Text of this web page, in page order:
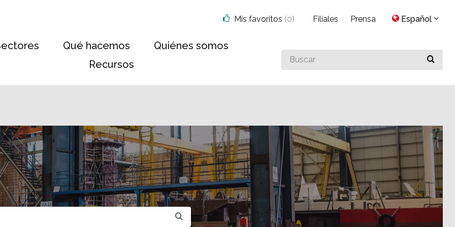
Qué hacemos
Quiénes somos
Recursos
Buscar
algo
Mis favoritos (0) Filiales Prensa Español